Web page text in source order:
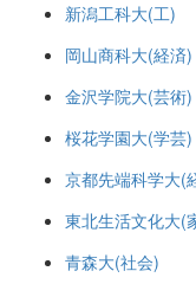
新潟工科大(工)
岡山商科大(経済)
金沢学院大(芸術)
桜花学園大(学芸)
京都先端科学大(
東北生活文化大(
青森大(社会)